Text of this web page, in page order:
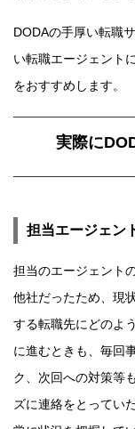
DODAの手厚い転職
い転職エージェント
をおすすめします。
実際に
担当エージェン
担当のエージェント
他社だったため、現
する転職先にどのよ
に進むときも、毎回
ク、次回への対策等
ズに連絡をとってい